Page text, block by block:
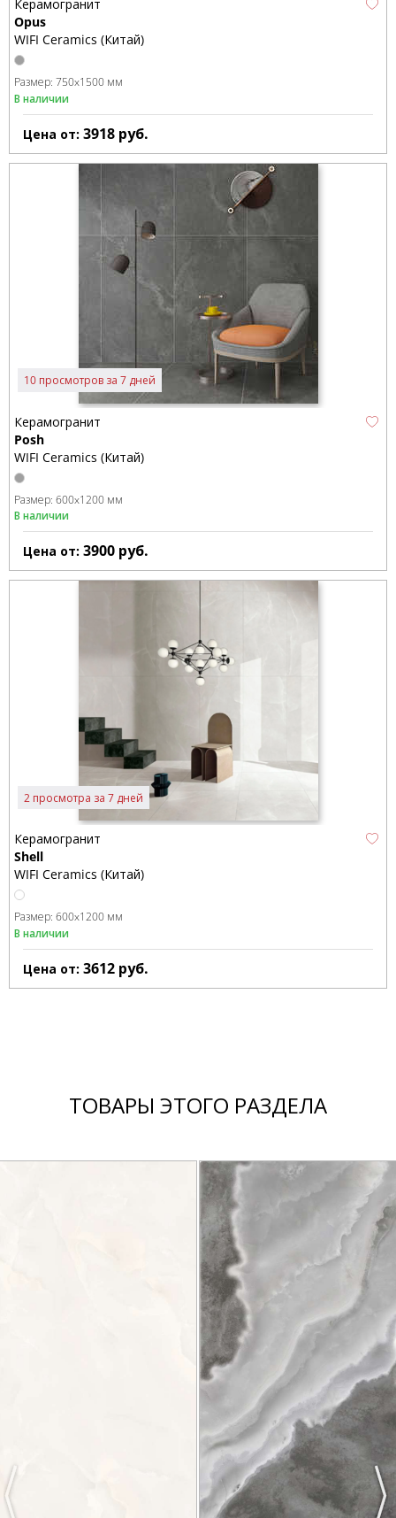
Керамогранит
Opus
WIFI Ceramics (Китай)
Размер: 750x1500 мм
В наличии
Цена от: 3918 руб.
10 просмотров за 7 дней
Керамогранит
Posh
WIFI Ceramics (Китай)
Размер: 600x1200 мм
В наличии
Цена от: 3900 руб.
2 просмотра за 7 дней
Керамогранит
Shell
WIFI Ceramics (Китай)
Размер: 600x1200 мм
В наличии
Цена от: 3612 руб.
ТОВАРЫ ЭТОГО РАЗДЕЛА
Previous